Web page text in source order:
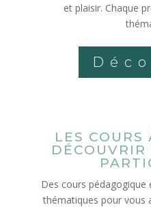
et plaisir. Chaque
LES COURS
Des cours pédagogique
thématiques pour vous